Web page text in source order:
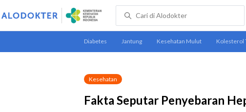
Kesehatan
Fakta Seputar Penyebaran